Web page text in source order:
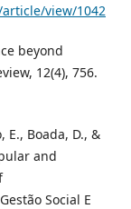
view/1042
beyond
12(4), 756.
E., Boada, D., &
and
Social E